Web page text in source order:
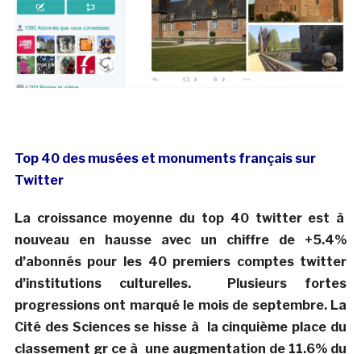
Top 40 des musées et monuments français sur
Twitter
La croissance moyenne du top 40 twitter est à
nouveau en hausse avec un chiffre de +5.4%
d’abonnés pour les 40 premiers comptes twitter
d’institutions culturelles. Plusieurs fortes
progressions ont marqué le mois de septembre. La
Cité des Sciences se hisse à la cinquième place du
classement gr ce à une augmentation de 11.6% du